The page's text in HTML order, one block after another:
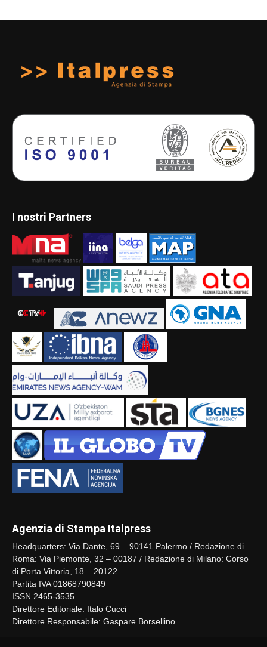
I nostri Partners
Agenzia di Stampa Italpress
Headquarters: Via Dante, 69 – 90141 Palermo / Redazione di
Roma: Via Piemonte, 32 – 00187 / Redazione di Milano: Corso
di Porta Vittoria, 18 – 20122
Partita IVA 01868790849
ISSN 2465-3535
Direttore Editoriale: Italo Cucci
Direttore Responsabile: Gaspare Borsellino